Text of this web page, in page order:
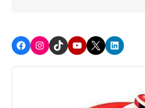
FacebookInstagram
TikTokYoutube
X LinkedIn